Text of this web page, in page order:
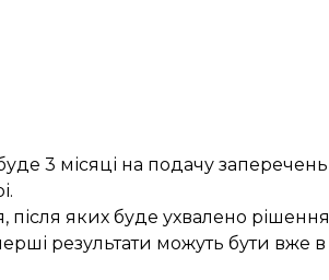
3 місяці на подачу
яких буде ухвалено
результати можуть бути вже